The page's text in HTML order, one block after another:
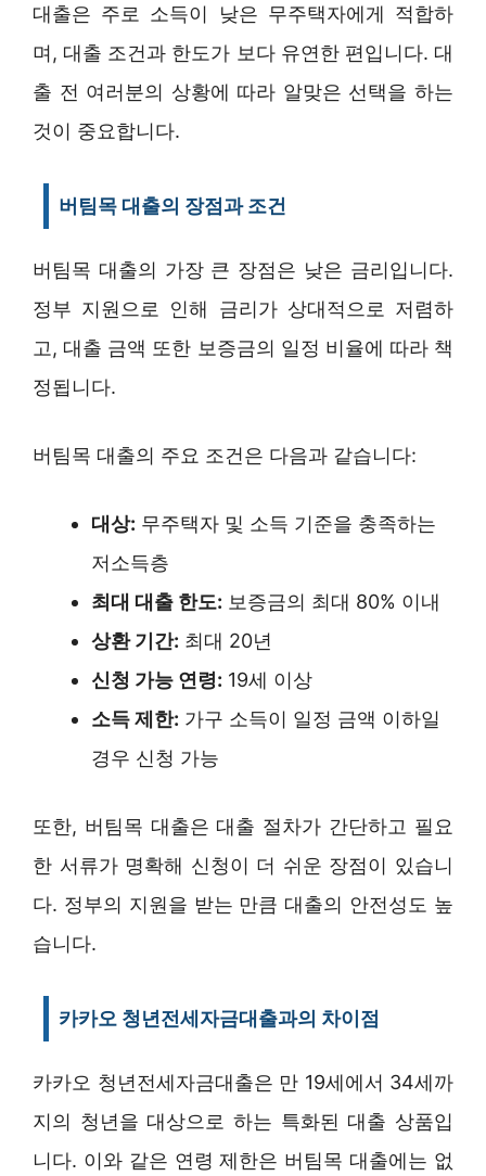
대출은 주로 소득이 낮은 무주택자에게 적합하
며, 대출 조건과 한도가 보다 유연한 편입니다. 대
출 전 여러분의 상황에 따라 알맞은 선택을 하는
것이 중요합니다.
버팀목 대출의 장점과 조건
버팀목 대출의 가장 큰 장점은 낮은 금리입니다.
정부 지원으로 인해 금리가 상대적으로 저렴하
고, 대출 금액 또한 보증금의 일정 비율에 따라 책
정됩니다.
버팀목 대출의 주요 조건은 다음과 같습니다:
대상: 무주택자 및 소득 기준을 충족하는
저소득층
최대 대출 한도: 보증금의 최대 80% 이내
상환 기간: 최대 20년
신청 가능 연령: 19세 이상
소득 제한: 가구 소득이 일정 금액 이하일
경우 신청 가능
또한, 버팀목 대출은 대출 절차가 간단하고 필요
한 서류가 명확해 신청이 더 쉬운 장점이 있습니
다. 정부의 지원을 받는 만큼 대출의 안전성도 높
습니다.
카카오 청년전세자금대출과의 차이점
카카오 청년전세자금대출은 만 19세에서 34세까
지의 청년을 대상으로 하는 특화된 대출 상품입
니다. 이와 같은 연령 제한은 버팀목 대출에는 없